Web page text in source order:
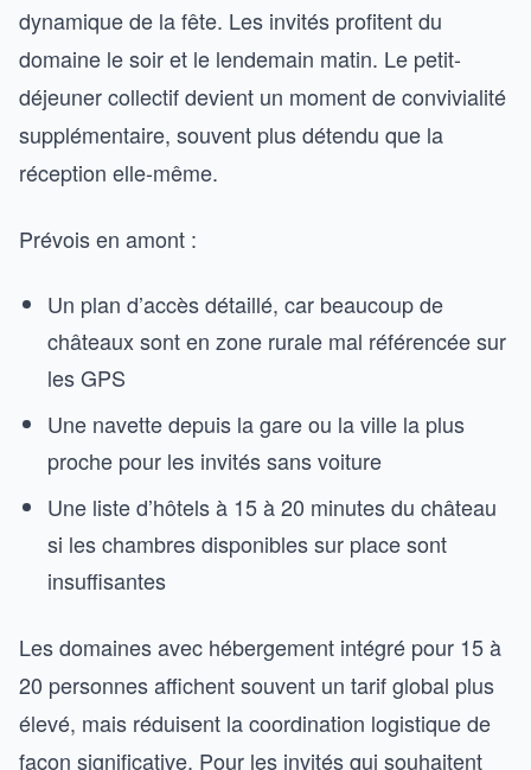
dynamique de la fête. Les invités profitent du
domaine le soir et le lendemain matin. Le petit-
déjeuner collectif devient un moment de convivialité
supplémentaire, souvent plus détendu que la
réception elle-même.
Prévois en amont :
Un plan d’accès détaillé, car beaucoup de
châteaux sont en zone rurale mal référencée sur
les GPS
Une navette depuis la gare ou la ville la plus
proche pour les invités sans voiture
Une liste d’hôtels à 15 à 20 minutes du château
si les chambres disponibles sur place sont
insuffisantes
Les domaines avec hébergement intégré pour 15 à
20 personnes affichent souvent un tarif global plus
élevé, mais réduisent la coordination logistique de
façon significative. Pour les invités qui souhaitent